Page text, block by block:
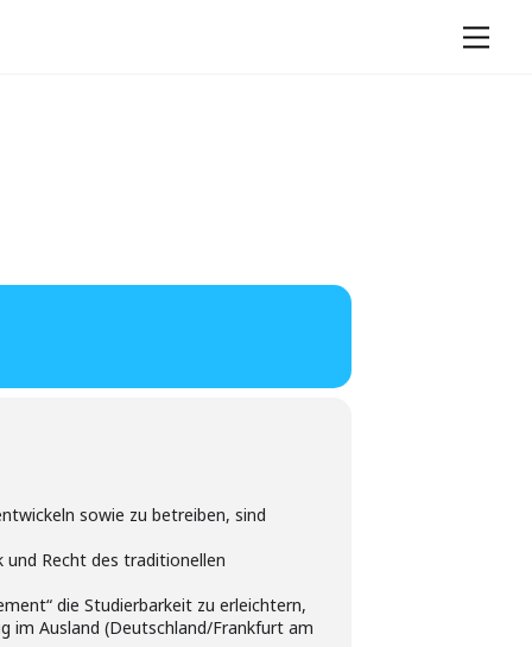
sowie zu betreiben, sind
Recht des traditionellen
die Studierbarkeit zu erleichtern,
im Ausland (Deutschland/Frankfurt am